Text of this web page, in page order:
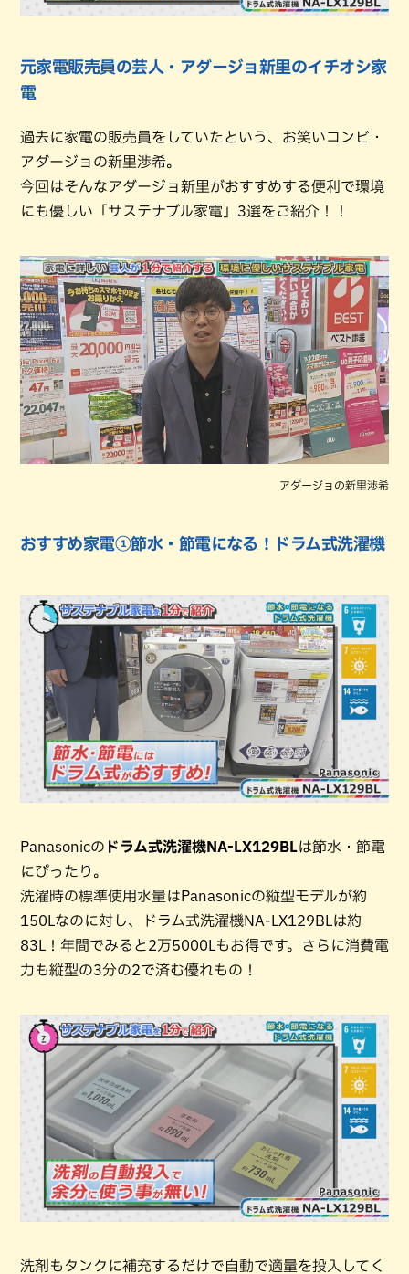
元家電販売員の芸人・アダージョ新里のイチオシ家
電
過去に家電の販売員をしていたという、お笑いコンビ・
アダージョの新里渉希。
今回はそんなアダージョ新里がおすすめする便利で環境
にも優しい「サステナブル家電」3選をご紹介！！
アダージョの新里渉希
おすすめ家電①節水・節電になる！ドラム式洗濯機
Panasonicの ドラム式洗濯機NA-LX129BLは節水・節電
にぴったり。
洗濯時の標準使用水量はPanasonicの縦型モデルが約
150Lなのに対し、ドラム式洗濯機NA-LX129BLは約
83L！年間でみると2万5000Lもお得です。さらに消費電
力も縦型の3分の2で済む優れもの！
洗剤もタンクに補充するだけで自動で適量を投入してく